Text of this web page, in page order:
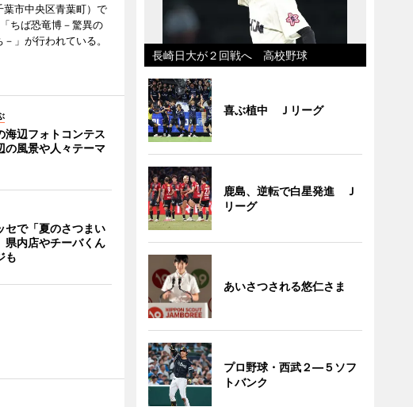
市中央区青葉町）で
ちば恐竜博－驚異の
」が行われている。
海辺フォトコンテス
風景や人々テーマ
セで「夏のさつまい
内店やチーバくん
も
長崎日大が２回戦へ 高校野球
喜ぶ植中 Ｊリーグ
鹿島、逆転で白星発進 Ｊ
リーグ
あいさつされる悠仁さま
プロ野球・西武２―５ソフ
トバンク